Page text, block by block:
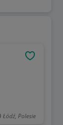
Łódź, Polesie